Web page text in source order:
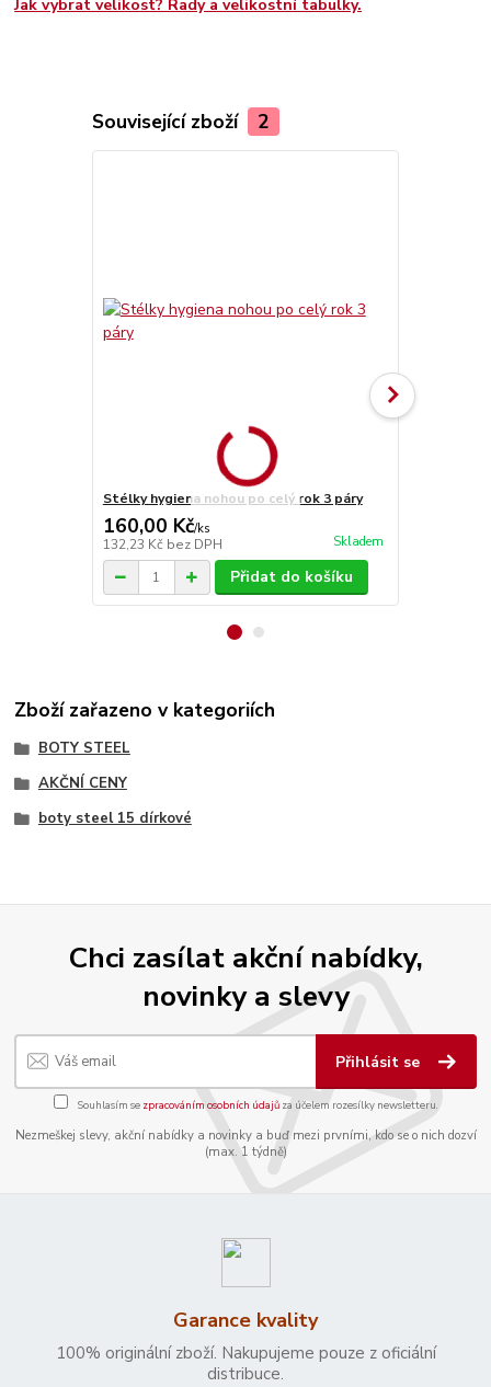
Jak vybrat velikost? Rady a velikostní tabulky.
Související zboží 2
Stélky hygiena nohou po celý rok 3 páry
160,00 Kč/ks
132,23 Kč bez DPH Skladem
Přidat do košíku
Zboží zařazeno v kategoriích
BOTY STEEL
AKČNÍ CENY
boty steel 15 dírkové
Chci zasílat akční nabídky,
novinky a slevy
Přihlásit se
Souhlasím se zpracováním osobních údajůza účelem rozesílky newsletteru.
Nezmeškej slevy, akční nabídky a novinky a buď mezi prvními, kdo se o nich dozví
(max. 1 týdně)
Garance kvality
100% originální zboží. Nakupujeme pouze z oficiální
distribuce.